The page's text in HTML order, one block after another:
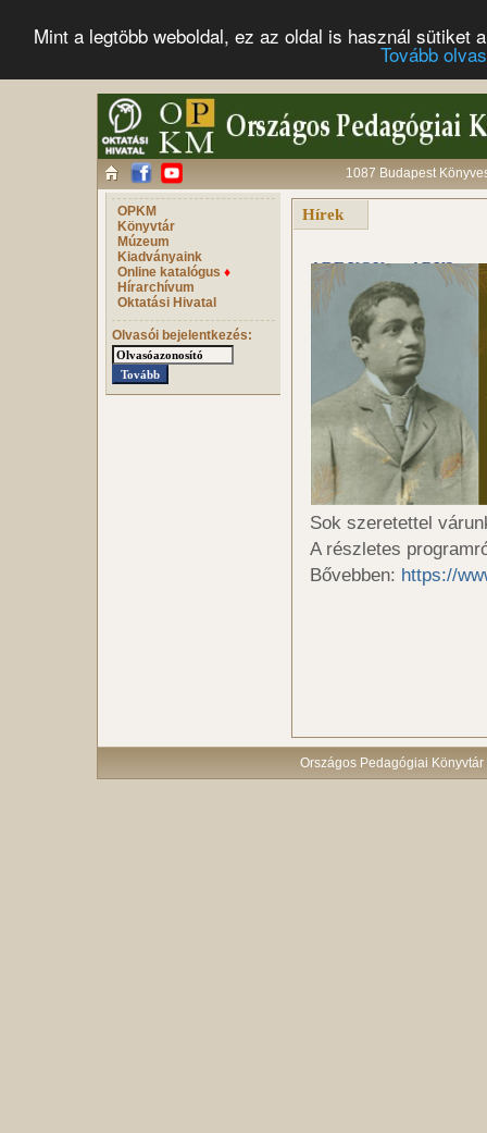
Mint a legtöbb weboldal, ez az oldal is használ sütiket
Tovább
1087 Budapest
OPKM
Könyvtár
Múzeum
Kiadványaink
Online katalógus ♦
Hírarchívum
Oktatási Hivatal
Olvasói bejelentkezés:
Hírek
ARE YOU re-ADY?
Konferencia és
2019. október 5.
Sok szeretettel
A részletes
Bővebben: https://
Országos Pedagógiai